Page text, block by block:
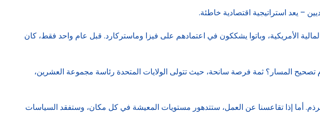
– يعد استراتيجية اقتصادية خاطئة.
الأمريكية، وباتوا يشككون في اعتمادهم على فيزا وماستركارد. قبل عام واحد فقط، كان
فإن حقيقة الأمور تقول إن 2025 كان عام التغيير الجذري. والسؤال الآن هو: هل سيكون 2026 عام تصحيح المسار؟ ثمة فرصة سانحة، حيث تتولى الولايات المتحدة رئاسة مجموعة العشرين،
أما إذا تقاعسنا عن العمل، ستتدهور مستويات المعيشة في كل مكان، وستفقد السياسات